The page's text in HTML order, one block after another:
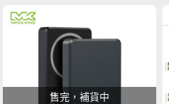
售完，補貨中